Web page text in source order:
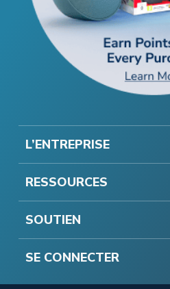
L’ENTREPRISE
RESSOURCES
SOUTIEN
SE CONNECTER